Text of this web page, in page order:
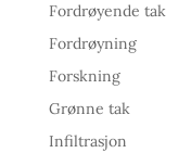
Fordrøyende tak
Fordrøyning
Forskning
Grønne tak
Infiltrasjon